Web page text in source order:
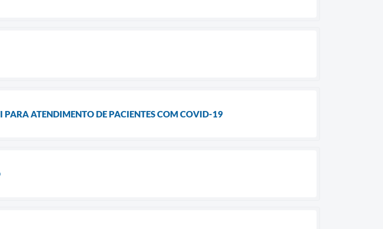
PARA ATENDIMENTO DE PACIENTES COM COVID-19